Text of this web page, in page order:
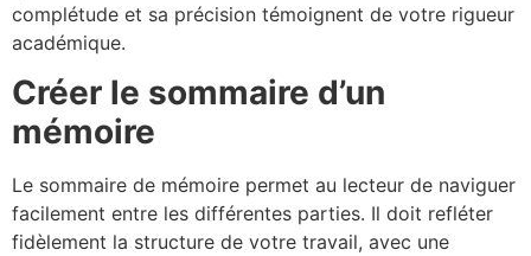
complétude et sa précision témoignent de votre rigueur
académique.
Créer le sommaire d’un
mémoire
Le sommaire de mémoire permet au lecteur de naviguer
facilement entre les différentes parties. Il doit refléter
fidèlement la structure de votre travail, avec une